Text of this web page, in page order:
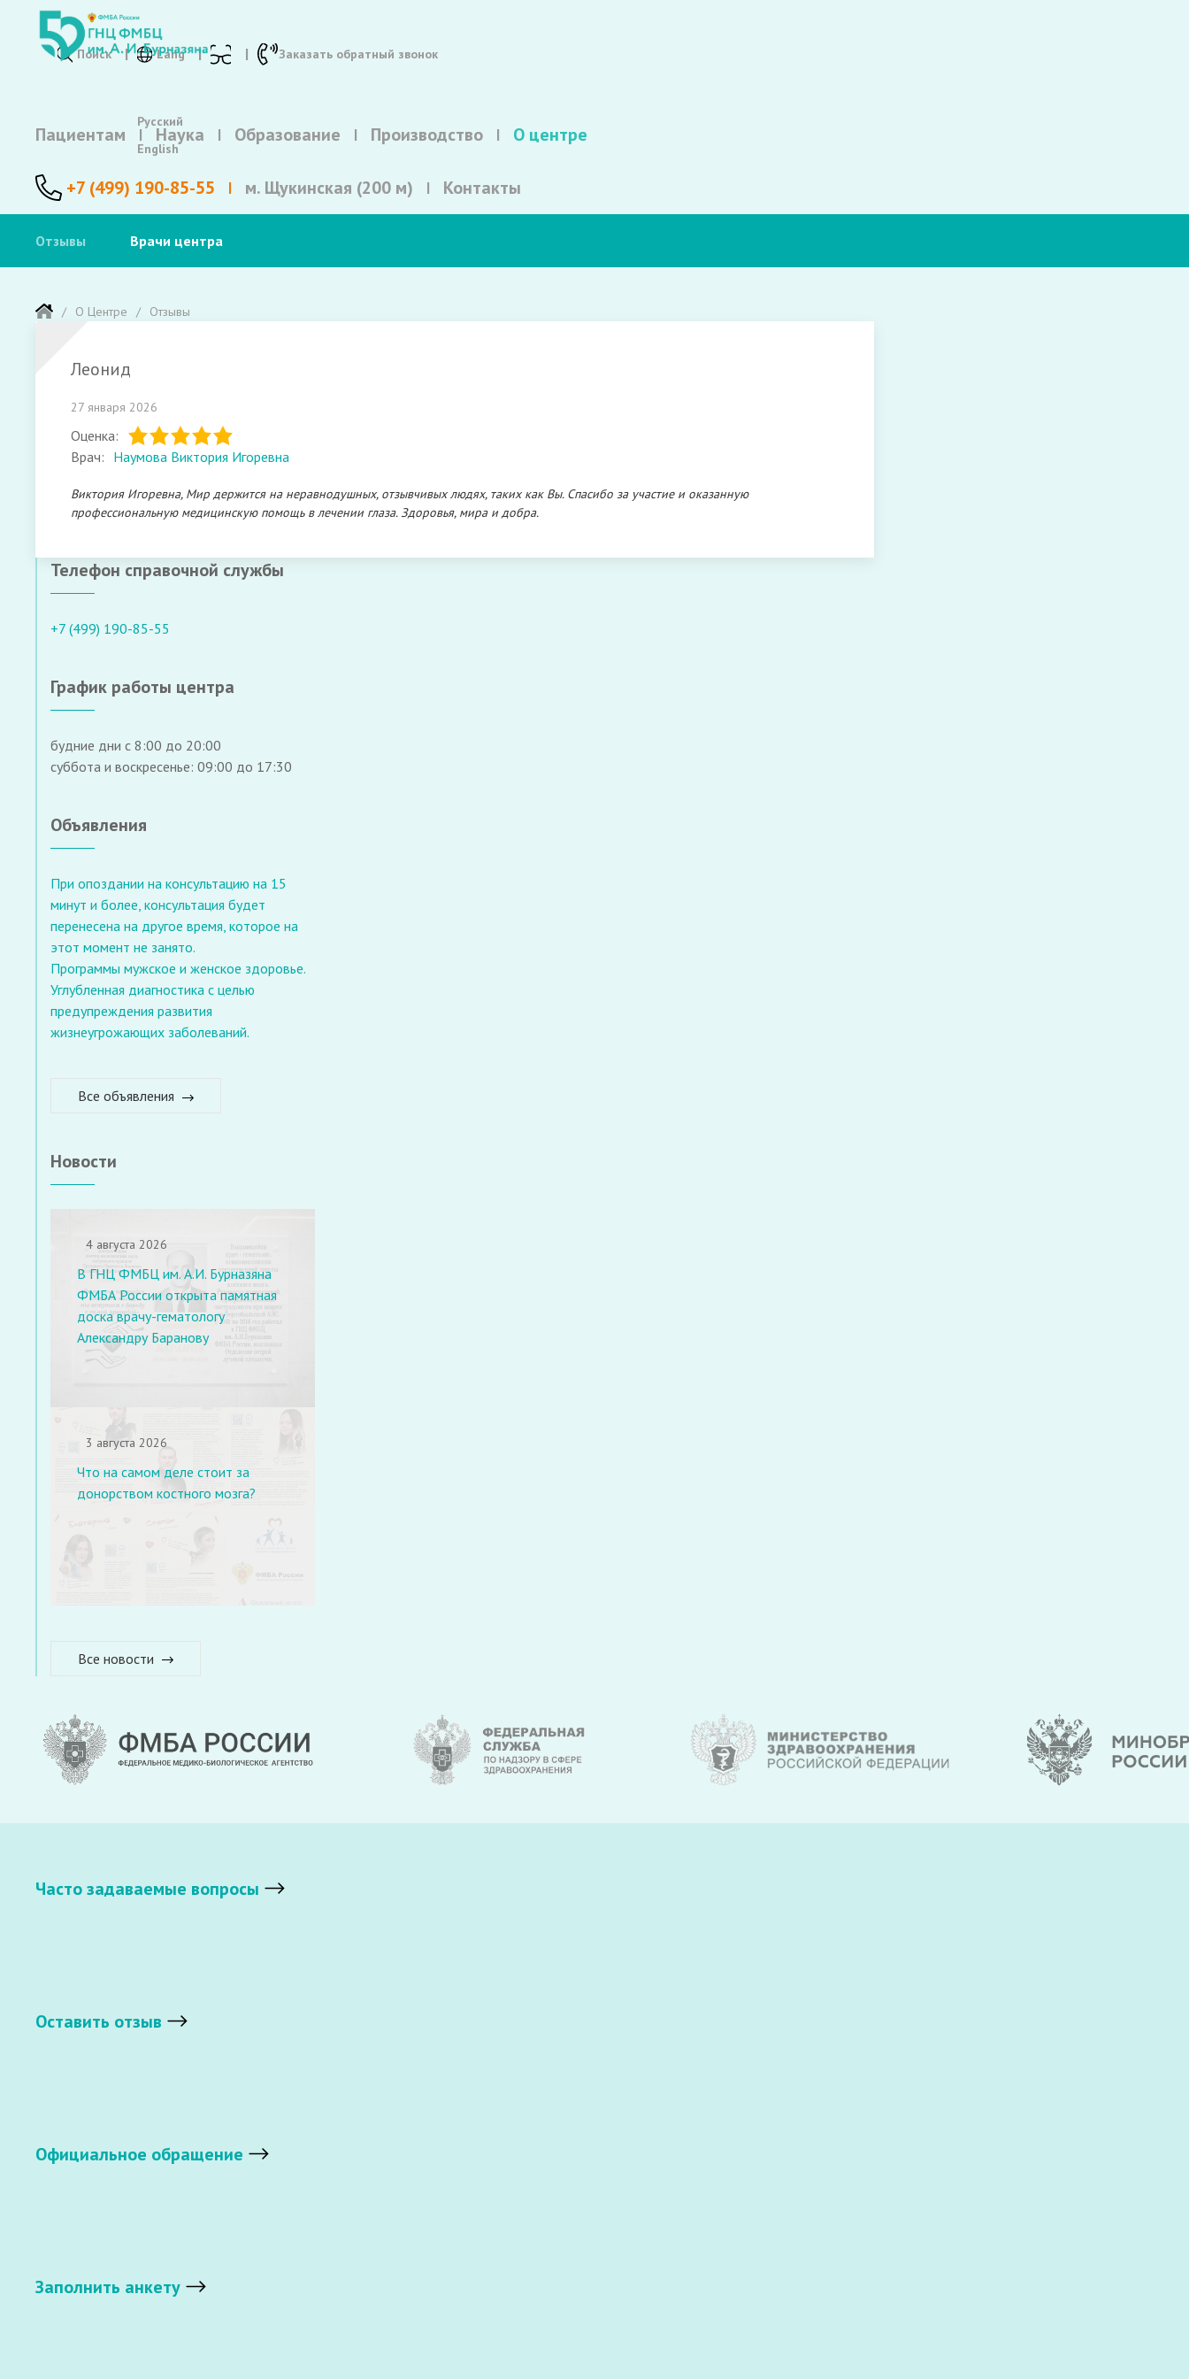
Поиск Lang
Русский
English
Заказать обратный звонок
Пациентам Наука Образование Производство О центре
+7 (499) 190-85-55 м. Щукинская (200 м) Контакты
Отзывы Врачи центра
О Центре Отзывы
Леонид
27 января 2026
Оценка:
Врач: Наумова Виктория Игоревна
Виктория Игоревна, Мир держится на неравнодушных, отзывчивых людях, таких как Вы. Спасибо за участие и оказанную
профессиональную медицинскую помощь в лечении глаза. Здоровья, мира и добра.
Телефон справочной службы
+7 (499) 190-85-55
График работы центра
будние дни с 8:00 до 20:00
суббота и воскресенье: 09:00 до 17:30
Объявления
При опоздании на консультацию на 15
минут и более, консультация будет
перенесена на другое время, которое на
этот момент не занято.
Программы мужское и женское здоровье.
Углубленная диагностика с целью
предупреждения развития
жизнеугрожающих заболеваний.
Все объявления
Новости
4 августа 2026
В ГНЦ ФМБЦ им. А.И. Бурназяна
ФМБА России открыта памятная
доска врачу-гематологу
Александру Баранову
3 августа 2026
Что на самом деле стоит за
донорством костного мозга?
Все новости
Часто задаваемые вопросы
Оставить отзыв
Официальное обращение
Заполнить анкету